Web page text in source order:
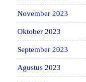
November 2023
Oktober 2023
September 2023
Agustus 2023